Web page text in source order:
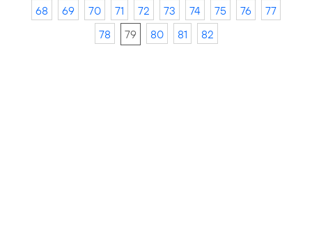
68
69 70 71 72 73 74 75 76
77
78
79 80 81 82